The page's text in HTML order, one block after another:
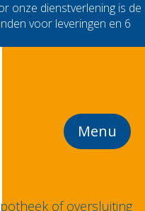
onze dienstverlening is de
voor leveringen en 6
Menu
of oversluiting